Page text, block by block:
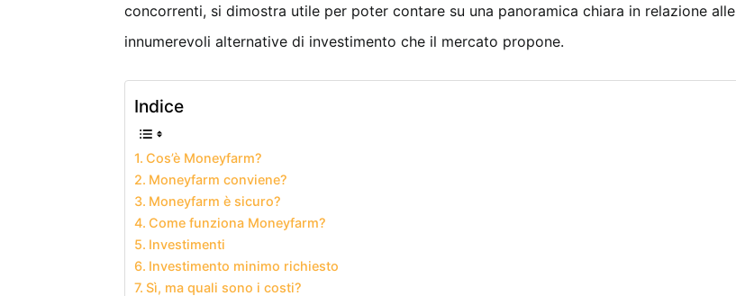
concorrenti, si dimostra utile per poter contare su una panoramica chiara in relazione alle
innumerevoli alternative di investimento che il mercato propone.
Indice
Cos’è Moneyfarm?
Moneyfarm conviene?
Moneyfarm è sicuro?
Come funziona Moneyfarm?
Investimenti
Investimento minimo richiesto
Sì, ma quali sono i costi?